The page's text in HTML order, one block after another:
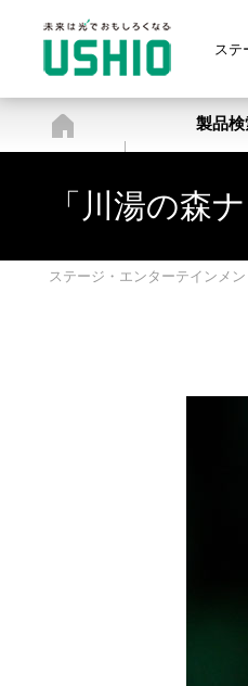
ステ
製品検
「川湯の森
ステージ・エンターテインメン